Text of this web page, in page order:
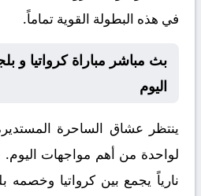
في هذه البطولة القوية تماماً.
بث مباشر مباراة كرواتيا و
اليوم
ينتظر عشاق الساحرة
لواحدة من أهم مواجهات
نارياً يجمع بينكرواتيا وخصمه